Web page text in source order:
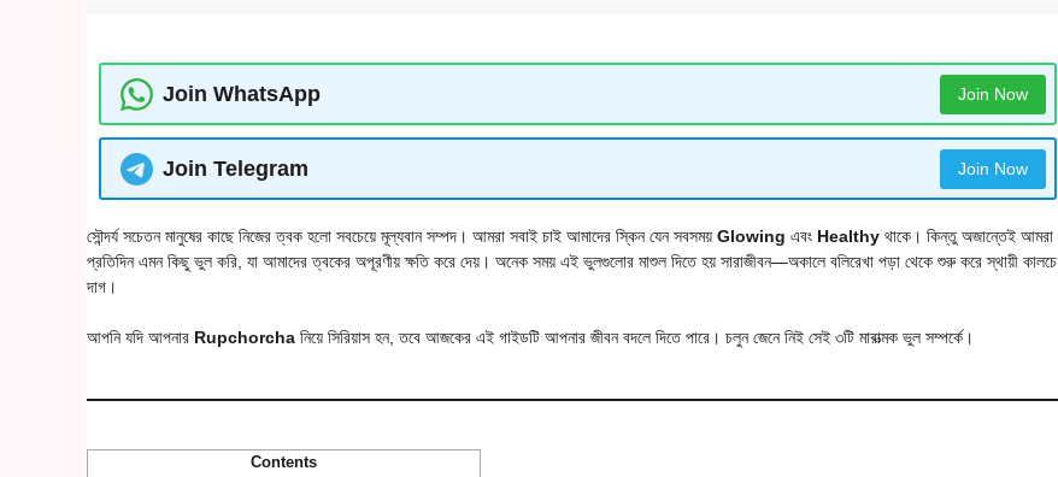
Join WhatsApp Join Now
Join Telegram Join Now
সৌন্দর্য সচেতন মানুষের কাছে নিজের ত্বক হলো সবচেয়ে মূল্যবান সম্পদ। আমরা সবাই চাই আমাদের স্কিন যেন সবসময় Glowing এবং Healthy থাকে। কিন্তু অজান্তেই আমরা
প্রতিদিন এমন কিছু ভুল করি, যা আমাদের ত্বকের অপূরণীয় ক্ষতি করে দেয়। অনেক সময় এই ভুলগুলোর মাশুল দিতে হয় সারাজীবন—অকালে বলিরেখা পড়া থেকে শুরু করে স্থায়ী কালচে
দাগ।
আপনি যদি আপনার Rupchorcha নিয়ে সিরিয়াস হন, তবে আজকের এই গাইডটি আপনার জীবন বদলে দিতে পারে। চলুন জেনে নিই সেই ৩টি মারাত্মক ভুল সম্পর্কে।
Contents